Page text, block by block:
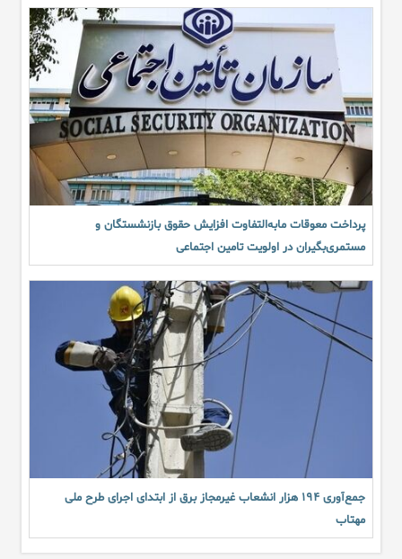
پرداخت معوقات مابه‌التفاوت افزایش حقوق بازنشستگان و
مستمری‌بگیران در اولویت تامین اجتماعی
جمع‌آوری ۱۹۴ هزار انشعاب غیرمجاز برق از ابتدای اجرای طرح ملی
مهتاب